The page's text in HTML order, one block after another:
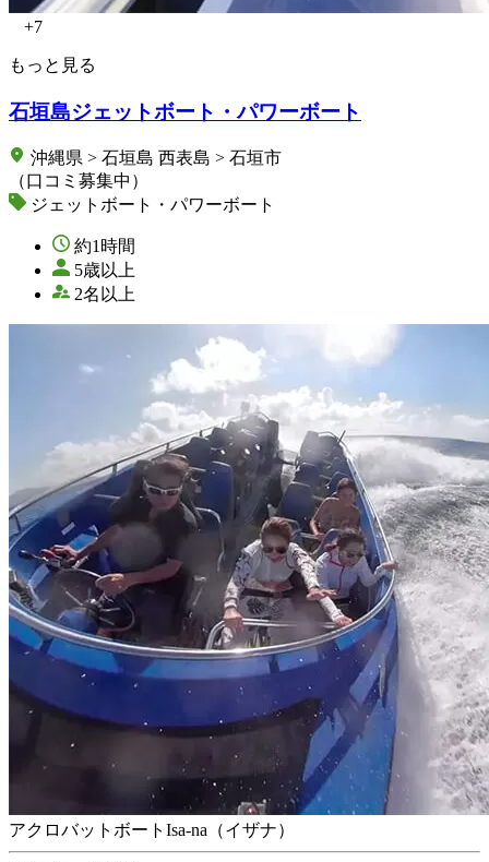
+7
もっと見る
石垣島ジェットボート・パワーボート
沖縄県 > 石垣島 西表島 > 石垣市
（口コミ募集中）
ジェットボート・パワーボート
約1時間
5歳以上
2名以上
アクロバットボートIsa-na（イザナ）